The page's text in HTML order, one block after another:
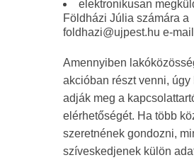
elektronikusan
Földházi Júlia számára a
foldhazi@ujpest.hu e-
Amennyiben
akcióban részt venni, úgy
adják meg a
elérhetőségét. Ha több
szeretnének gondozni,
szíveskedjenek külön